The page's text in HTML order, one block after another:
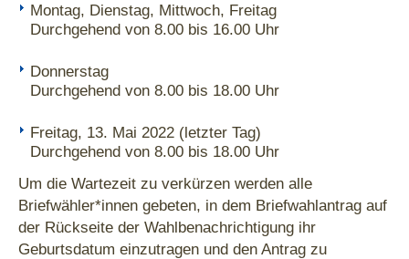
Montag, Dienstag, Mittwoch, Freitag
Durchgehend von 8.00 bis 16.00 Uhr
Donnerstag
Durchgehend von 8.00 bis 18.00 Uhr
Freitag, 13. Mai 2022 (letzter Tag)
Durchgehend von 8.00 bis 18.00 Uhr
Um die Wartezeit zu verkürzen werden alle
Briefwähler*innen gebeten, in dem Briefwahlantrag auf
der Rückseite der Wahlbenachrichtigung ihr
Geburtsdatum einzutragen und den Antrag zu